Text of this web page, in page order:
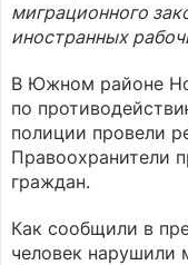
миграционного
иностранных
В Южном районе
по
полиции провели
Правоохранители
граждан.
Как сообщили в
человек нарушили